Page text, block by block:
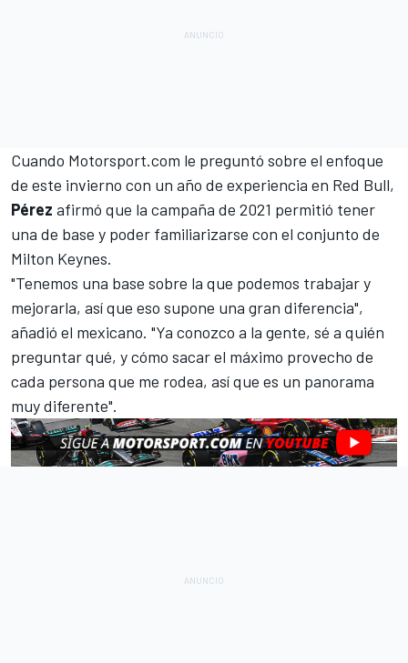
Cuando Motorsport.com le preguntó sobre el enfoque
de este invierno con un año de experiencia en Red Bull,
Pérez afirmó que la campaña de 2021 permitió tener
una de base y poder familiarizarse con el conjunto de
Milton Keynes.
"Tenemos una base sobre la que podemos trabajar y
mejorarla, así que eso supone una gran diferencia",
añadió el mexicano. "Ya conozco a la gente, sé a quién
preguntar qué, y cómo sacar el máximo provecho de
cada persona que me rodea, así que es un panorama
muy diferente".